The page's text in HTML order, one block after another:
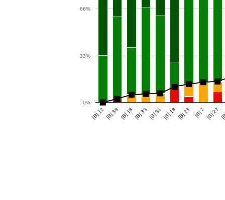
[B] 12[B] 38[B] 18[B] 33[B] 31[B] 18[B] 23 [B] 7 [B] 27
0%
33%
66%